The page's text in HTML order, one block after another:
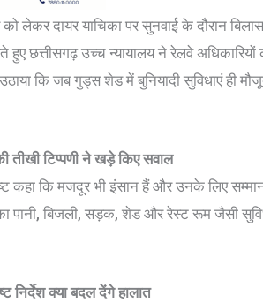
लेकर दायर याचिका पर सुनवाई के दौरान
छत्तीसगढ़ उच्च न्यायालय ने रेलवे अधिकारियों
कि जब गुड्स शेड में बुनियादी सुविधाएं ही
तीखी टिप्पणी ने खड़े किए सवाल
कहा कि मजदूर भी इंसान हैं और उनके लिए
पानी, बिजली, सड़क, शेड और रेस्ट रूम जैसी
निर्देश क्या बदल देंगे हालात